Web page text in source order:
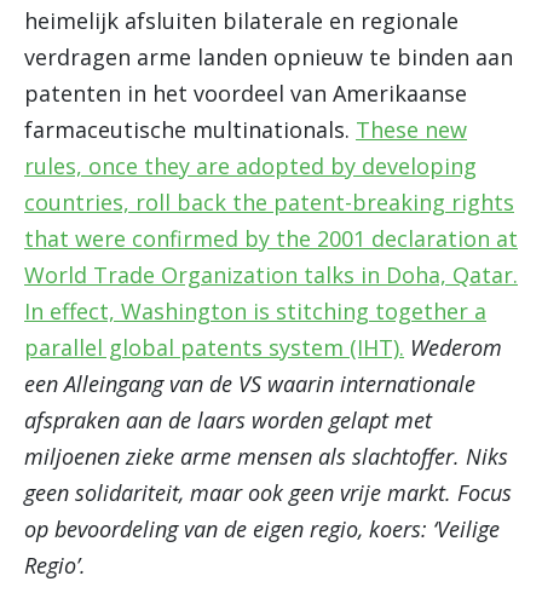
heimelijk afsluiten bilaterale en regionale
verdragen arme landen opnieuw te binden aan
patenten in het voordeel van Amerikaanse
farmaceutische multinationals. These new
rules, once they are adopted by developing
countries, roll back the patent-breaking rights
that were confirmed by the 2001 declaration at
World Trade Organization talks in Doha, Qatar.
In effect, Washington is stitching together a
parallel global patents system (IHT). Wederom
een Alleingang van de VS waarin internationale
afspraken aan de laars worden gelapt met
miljoenen zieke arme mensen als slachtoffer. Niks
geen solidariteit, maar ook geen vrije markt. Focus
op bevoordeling van de eigen regio, koers: ‘Veilige
Regio’.